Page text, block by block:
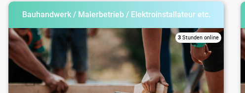
Bauhandwerk / Malerbetrieb / Elektroinstallateur etc.
3 Stunden online